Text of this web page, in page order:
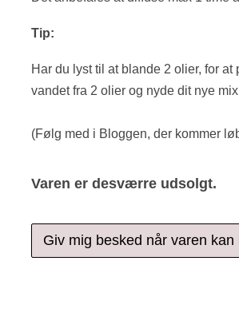
Tip:
Har du lyst til at blande 2 olier, for
vandet fra 2 olier og nyde dit nye
(Følg med i Bloggen, der kommer
Varen er desværre udsolgt.
Giv mig besked når varen kan